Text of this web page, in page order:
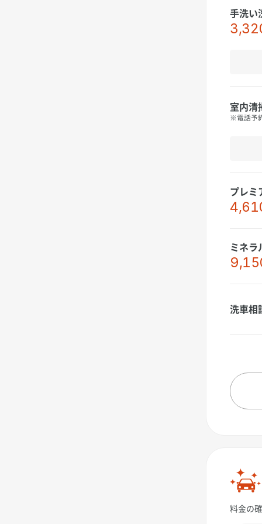
手洗い
室内清
※電話予
プレミ
ミネラ
洗車相
料金の